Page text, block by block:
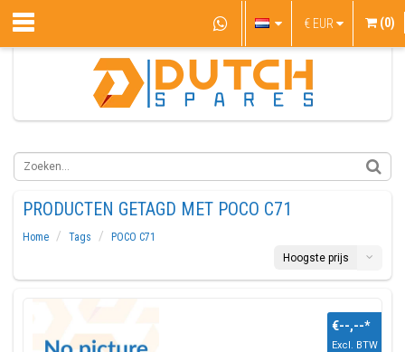
€ EUR (0)
PRODUCTEN GETAGD MET POCO C71
Home Tags
POCO C71
Hoogste prijs
€--,--*
Excl. BTW